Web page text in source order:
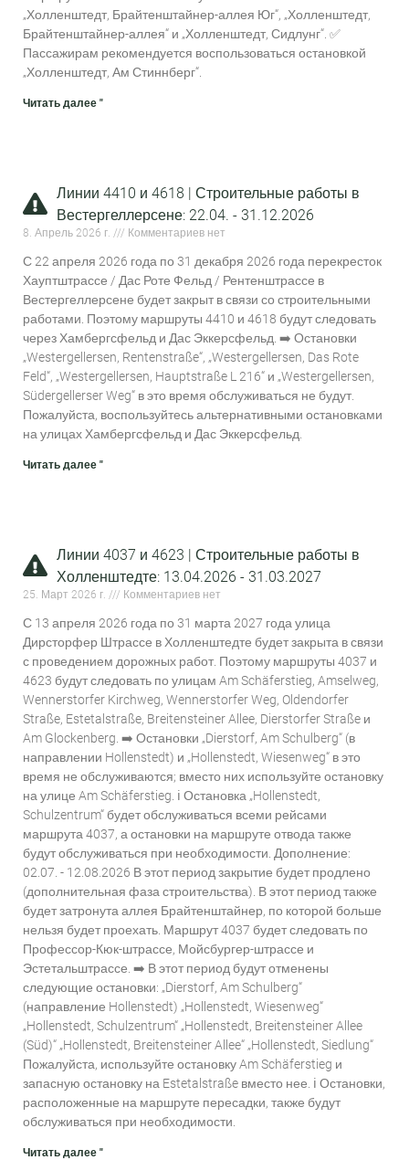
„Холленштедт, Брайтенштайнер-аллея Юг“, „Холленштедт,
Брайтенштайнер-аллея“ и „Холленштедт, Сидлунг“. ✅
Пассажирам рекомендуется воспользоваться остановкой
„Холленштедт, Ам Стиннберг“.
Читать далее "
Линии 4410 и 4618 | Строительные работы в
Вестергеллерсене: 22.04. - 31.12.2026
8. Апрель 2026 г. Комментариев нет
С 22 апреля 2026 года по 31 декабря 2026 года перекресток
Хауптштрассе / Дас Роте Фельд / Рентенштрассе в
Вестергеллерсене будет закрыт в связи со строительными
работами. Поэтому маршруты 4410 и 4618 будут следовать
через Хамбергсфельд и Дас Эккерсфельд. ➡️ Остановки
„Westergellersen, Rentenstraße“, „Westergellersen, Das Rote
Feld“, „Westergellersen, Hauptstraße L 216“ и „Westergellersen,
Südergellerser Weg“ в это время обслуживаться не будут.
Пожалуйста, воспользуйтесь альтернативными остановками
на улицах Хамбергсфельд и Дас Эккерсфельд.
Читать далее "
Линии 4037 и 4623 | Строительные работы в
Холленштедте: 13.04.2026 - 31.03.2027
25. Март 2026 г. Комментариев нет
С 13 апреля 2026 года по 31 марта 2027 года улица
Дирсторфер Штрассе в Холленштедте будет закрыта в связи
с проведением дорожных работ. Поэтому маршруты 4037 и
4623 будут следовать по улицам Am Schäferstieg, Amselweg,
Wennerstorfer Kirchweg, Wennerstorfer Weg, Oldendorfer
Straße, Estetalstraße, Breitensteiner Allee, Dierstorfer Straße и
Am Glockenberg. ➡️ Остановки „Dierstorf, Am Schulberg“ (в
направлении Hollenstedt) и „Hollenstedt, Wiesenweg“ в это
время не обслуживаются; вместо них используйте остановку
на улице Am Schäferstieg. ℹ️ Остановка „Hollenstedt,
Schulzentrum“ будет обслуживаться всеми рейсами
маршрута 4037, а остановки на маршруте отвода также
будут обслуживаться при необходимости. Дополнение:
02.07. - 12.08.2026 В этот период закрытие будет продлено
(дополнительная фаза строительства). В этот период также
будет затронута аллея Брайтенштайнер, по которой больше
нельзя будет проехать. Маршрут 4037 будет следовать по
Профессор-Кюк-штрассе, Мойсбургер-штрассе и
Эстетальштрассе. ➡️ В этот период будут отменены
следующие остановки: „Dierstorf, Am Schulberg“
(направление Hollenstedt) „Hollenstedt, Wiesenweg“
„Hollenstedt, Schulzentrum“ „Hollenstedt, Breitensteiner Allee
(Süd)“ „Hollenstedt, Breitensteiner Allee“ „Hollenstedt, Siedlung“
Пожалуйста, используйте остановку Am Schäferstieg и
запасную остановку на Estetalstraße вместо нее. ℹ️ Остановки,
расположенные на маршруте пересадки, также будут
обслуживаться при необходимости.
Читать далее "